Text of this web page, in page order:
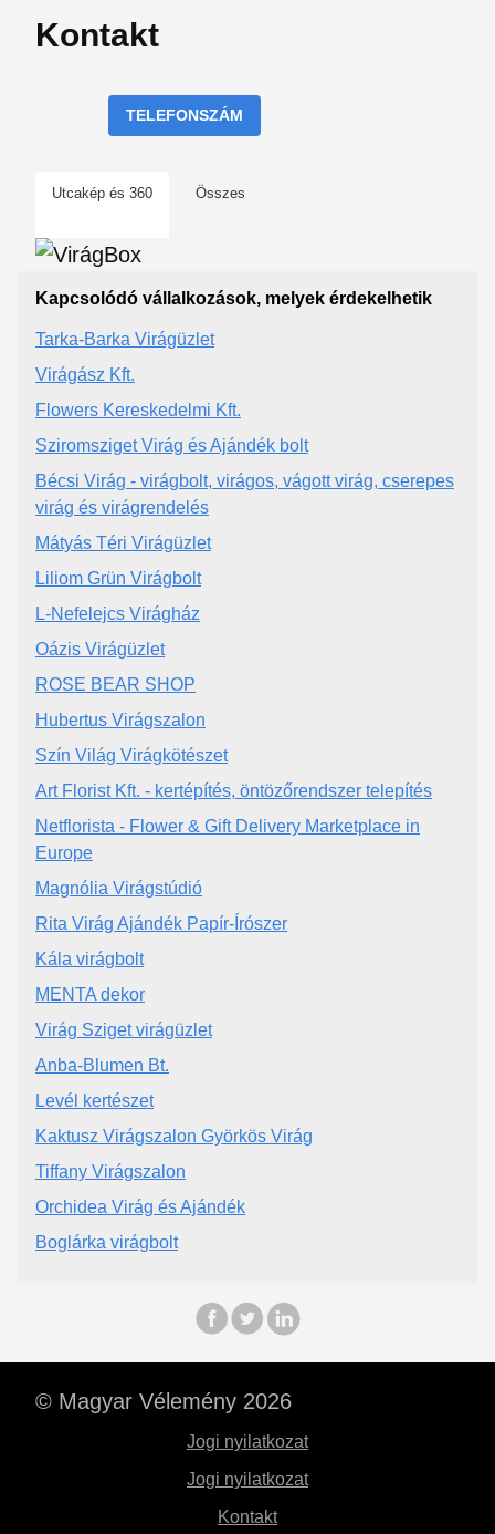
Kontakt
TELEFONSZÁM
Utcakép és 360 Összes
Kapcsolódó vállalkozások, melyek érdekelhetik
Tarka-Barka Virágüzlet
Virágász Kft.
Flowers Kereskedelmi Kft.
Sziromsziget Virág és Ajándék bolt
Bécsi Virág - virágbolt, virágos, vágott virág, cserepes
virág és virágrendelés
Mátyás Téri Virágüzlet
Liliom Grün Virágbolt
L-Nefelejcs Virágház
Oázis Virágüzlet
ROSE BEAR SHOP
Hubertus Virágszalon
Szín Világ Virágkötészet
Art Florist Kft. - kertépítés, öntözőrendszer telepítés
Netflorista - Flower & Gift Delivery Marketplace in
Europe
Magnólia Virágstúdió
Rita Virág Ajándék Papír-Írószer
Kála virágbolt
MENTA dekor
Virág Sziget virágüzlet
Anba-Blumen Bt.
Levél kertészet
Kaktusz Virágszalon Györkös Virág
Tiffany Virágszalon
Orchidea Virág és Ajándék
Boglárka virágbolt
© Magyar Vélemény 2026
Jogi nyilatkozat
Jogi nyilatkozat
Kontakt